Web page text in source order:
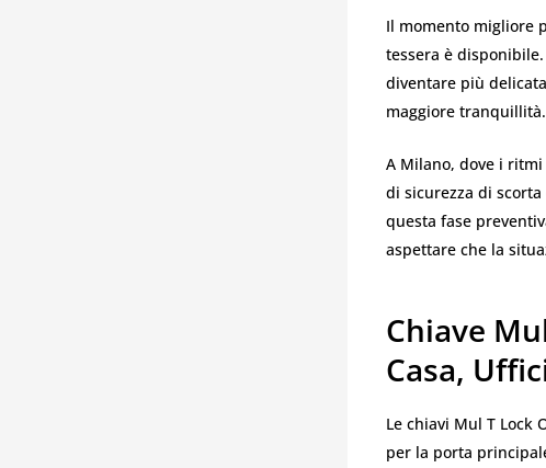
Il momento migliore
tessera è
diventare più
maggiore tranquillità.
A Milano, dove i
di sicurezza di
questa fase
aspettare che la
Chiave
Casa,
Le chiavi Mul T Lock
per la porta